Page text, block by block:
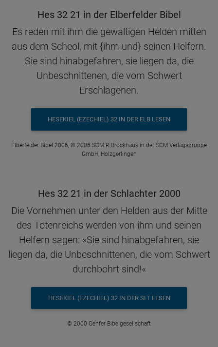
Hes 32 21 in der Elberfelder Bibel
Es reden mit ihm die gewaltigen Helden mitten
aus dem Scheol, mit {ihm und} seinen Helfern.
Sie sind hinabgefahren, sie liegen da, die
Unbeschnittenen, die vom Schwert
Erschlagenen.
HESEKIEL (EZECHIEL) 32 IN DER ELB LESEN
Elberfelder Bibel 2006, © 2006 SCM R.Brockhaus in der SCM Verlagsgruppe
GmbH, Holzgerlingen
Hes 32 21 in der Schlachter 2000
Die Vornehmen unter den Helden aus der Mitte
des Totenreichs werden von ihm und seinen
Helfern sagen: »Sie sind hinabgefahren, sie
liegen da, die Unbeschnittenen, die vom Schwert
durchbohrt sind!«
HESEKIEL (EZECHIEL) 32 IN DER SLT LESEN
© 2000 Genfer Bibelgesellschaft